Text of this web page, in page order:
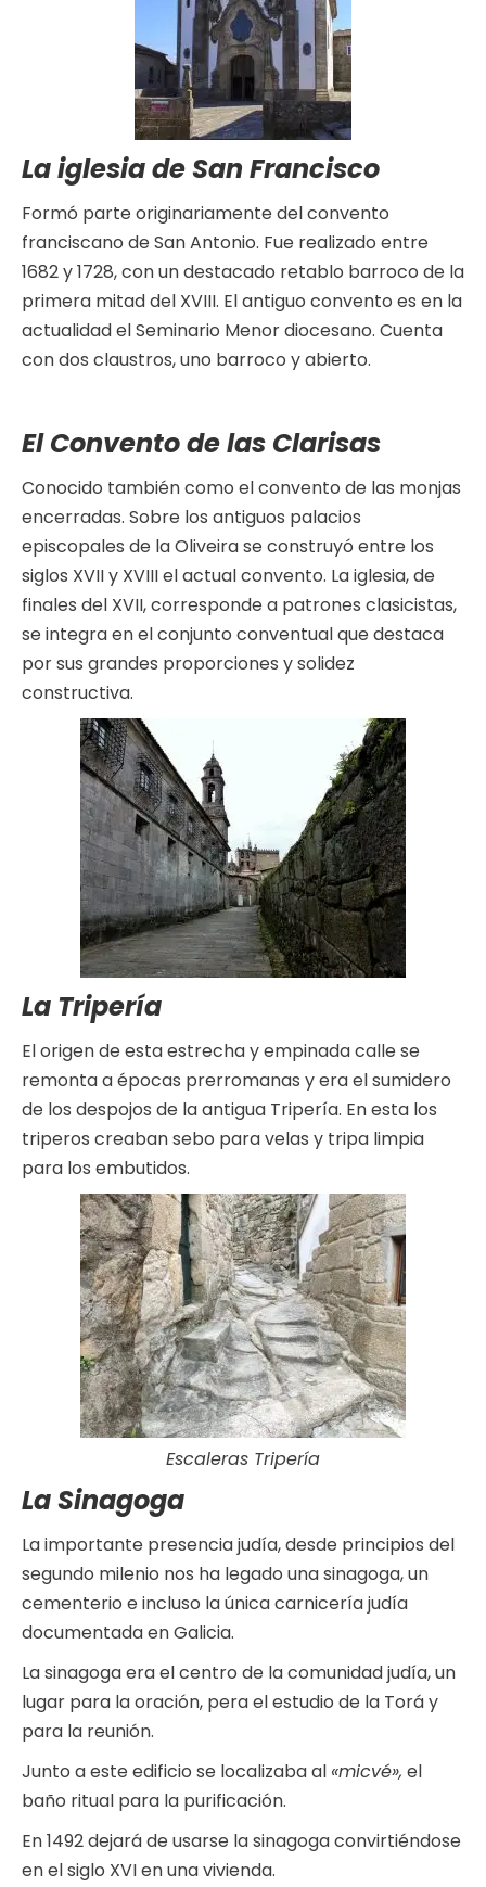
La iglesia de San Francisco
Formó parte originariamente del convento
franciscano de San Antonio. Fue realizado entre
1682 y 1728, con un destacado retablo barroco de la
primera mitad del XVIII. El antiguo convento es en la
actualidad el Seminario Menor diocesano. Cuenta
con dos claustros, uno barroco y abierto.
El Convento de las Clarisas
Conocido también como el convento de las monjas
encerradas. Sobre los antiguos palacios
episcopales de la Oliveira se construyó entre los
siglos XVII y XVIII el actual convento. La iglesia, de
finales del XVII, corresponde a patrones clasicistas,
se integra en el conjunto conventual que destaca
por sus grandes proporciones y solidez
constructiva.
La Tripería
El origen de esta estrecha y empinada calle se
remonta a épocas prerromanas y era el sumidero
de los despojos de la antigua Tripería. En esta los
triperos creaban sebo para velas y tripa limpia
para los embutidos.
Escaleras Tripería
La Sinagoga
La importante presencia judía, desde principios del
segundo milenio nos ha legado una sinagoga, un
cementerio e incluso la única carnicería judía
documentada en Galicia.
La sinagoga era el centro de la comunidad judía, un
lugar para la oración, pera el estudio de la Torá y
para la reunión.
Junto a este edificio se localizaba al «micvé», el
baño ritual para la purificación.
En 1492 dejará de usarse la sinagoga convirtiéndose
en el siglo XVI en una vivienda.